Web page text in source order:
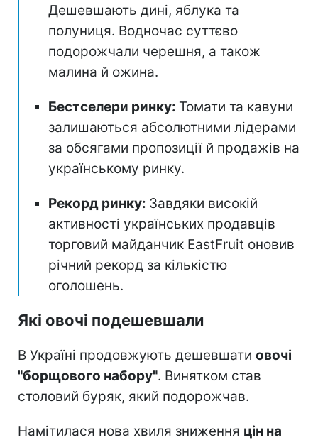
Дешевшають дині, яблука та
полуниця. Водночас суттєво
подорожчали черешня, а також
малина й ожина.
Бестселери ринку: Томати та кавуни
залишаються абсолютними лідерами
за обсягами пропозиції й продажів на
українському ринку.
Рекорд ринку: Завдяки високій
активності українських продавців
торговий майданчик EastFruit оновив
річний рекорд за кількістю
оголошень.
Які овочі подешевшали
В Україні продовжують дешевшати овочі
"борщового набору". Винятком став
столовий буряк, який подорожчав.
Намітилася нова хвиля зниження цін на